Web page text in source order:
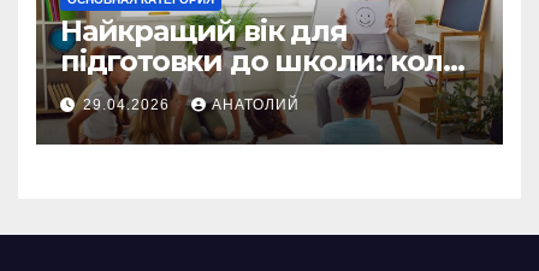
Найкращий вік для
підготовки до школи: коли
починати без стресу
29.04.2026 АНАТОЛИЙ